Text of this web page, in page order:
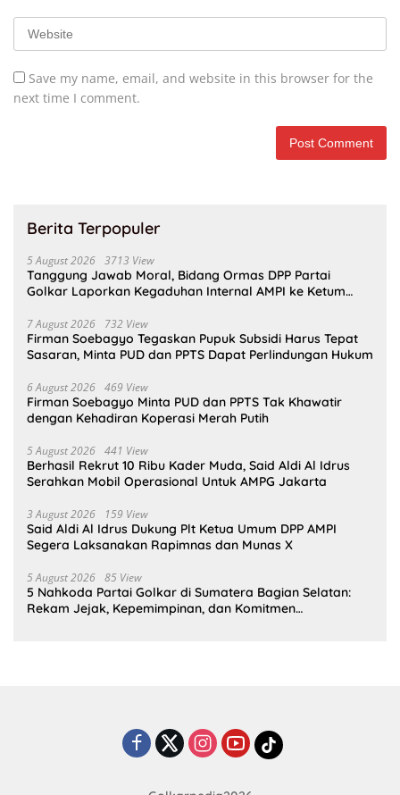
Save my name, email, and website in this browser for the
next time I comment.
Berita Terpopuler
5 August 2026 3713 View
Tanggung Jawab Moral, Bidang Ormas DPP Partai
Golkar Laporkan Kegaduhan Internal AMPI ke Ketum
7 August 2026 732 View
Firman Soebagyo Tegaskan Pupuk Subsidi Harus Tepat
Sasaran, Minta PUD dan PPTS Dapat Perlindungan Hukum
6 August 2026 469 View
Firman Soebagyo Minta PUD dan PPTS Tak Khawatir
dengan Kehadiran Koperasi Merah Putih
5 August 2026 441 View
Berhasil Rekrut 10 Ribu Kader Muda, Said Aldi Al Idrus
Serahkan Mobil Operasional Untuk AMPG Jakarta
3 August 2026 159 View
Said Aldi Al Idrus Dukung Plt Ketua Umum DPP AMPI
Segera Laksanakan Rapimnas dan Munas X
5 August 2026 85 View
5 Nahkoda Partai Golkar di Sumatera Bagian Selatan:
Rekam Jejak, Kepemimpinan, dan Komitmen